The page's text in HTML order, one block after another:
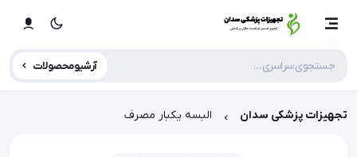
آرشیو محصولات
تجهیزات پزشکی سدان البسه یکبار مصرف